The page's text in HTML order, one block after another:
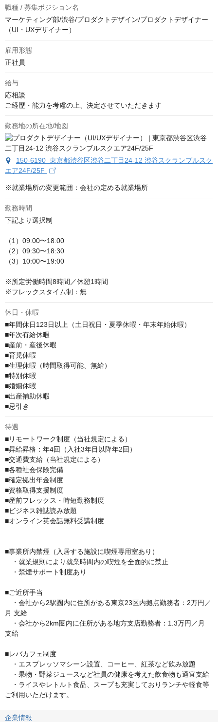
職種 / 募集ポジション名
マーケティング部/渋谷/プロダクトデザイン/プロダクトデザイナー
（UI・UXデザイナー）
雇用形態
正社員
給与
応相談
ご経歴・能力を考慮の上、決定させていただきます
勤務地の所在地/地図
150-6190 東京都渋谷区渋谷二丁目24-12 渋谷スクランブルスク
エア24F/25F
※就業場所の変更範囲：会社の定める就業場所
勤務時間
下記より選択制
（1）09:00〜18:00
（2）09:30〜18:30
（3）10:00〜19:00
※所定労働時間8時間／休憩1時間
※フレックスタイム制：無
休日・休暇
■年間休日123日以上（土日祝日・夏季休暇・年末年始休暇）
■年次有給休暇
■産前・産後休暇
■育児休暇
■生理休暇（時間取得可能、無給）
■特別休暇
■婚姻休暇
■出産補助休暇
■忌引き
待遇
■リモートワーク制度（当社規定による）
■昇給昇格：年4回（入社3年目以降年2回）
■交通費支給（当社規定による）
■各種社会保険完備
■確定拠出年金制度
■資格取得支援制度
■産前フレックス・時短勤務制度
■ビジネス雑誌読み放題
■オンライン英会話無料受講制度
■事業所内禁煙（入居する施設に喫煙専用室あり）
・就業規則により就業時間内の喫煙を全面的に禁止
・禁煙サポート制度あり
■ご近所手当
・会社から2駅圏内に住所がある東京23区内拠点勤務者：2万円／
月 支給
・会社から2km圏内に住所がある地方支店勤務者：1.3万円／月
支給
■レバカフェ制度
・エスプレッソマシーン設置、コーヒー、紅茶など飲み放題
・果物・野菜ジュースなど社員の健康を考えた飲食物も適宜支給
・ライスやレトルト食品、スープも充実しておりランチや軽食等
ご利用いただけます。
企業情報